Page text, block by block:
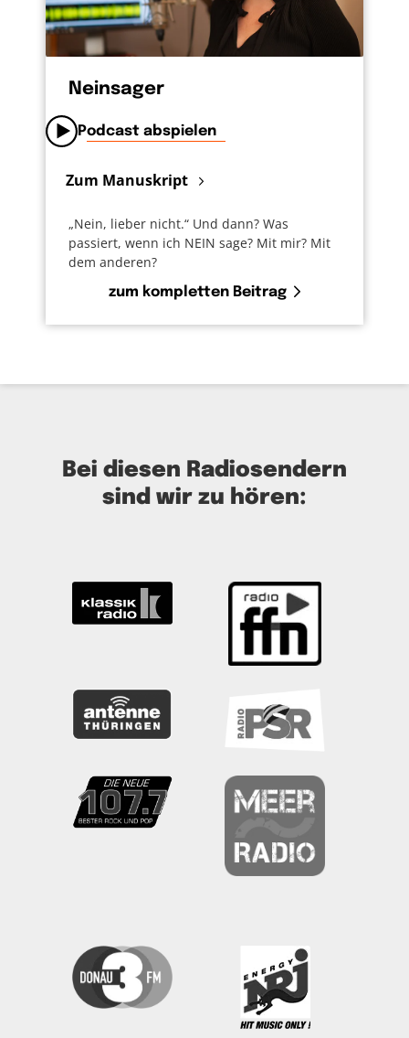
Neinsager
Podcast abspielen
Zum Manuskript
„Nein, lieber nicht.“ Und dann? Was
passiert, wenn ich NEIN sage? Mit mir? Mit
dem anderen?
zum kompletten Beitrag
Bei diesen Radiosendern
sind wir zu hören: